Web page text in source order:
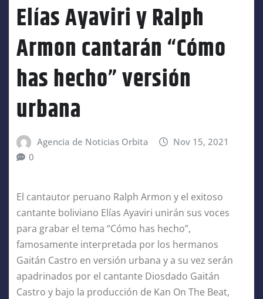
Elías Ayaviri y Ralph
Armon cantarán “Cómo
has hecho” versión
urbana
Agencia de Noticias Orbita
Nov 15, 2021
0
El cantautor peruano Ralph Armon y el exitoso
cantante boliviano Elías Ayaviri unirán sus voces
para grabar el tema “Cómo has hecho”,
famosamente interpretada por los hermanos
Gaitán Castro en versión urbana y a su vez serán
apadrinados por el cantante Diosdado Gaitán
Castro y bajo la producción de Kan On The Beat,